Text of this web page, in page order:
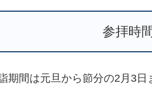
参拝時
期間は元旦から節分の2月3